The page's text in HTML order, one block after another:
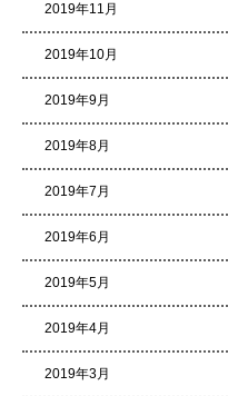
2019年11月
2019年10月
2019年9月
2019年8月
2019年7月
2019年6月
2019年5月
2019年4月
2019年3月